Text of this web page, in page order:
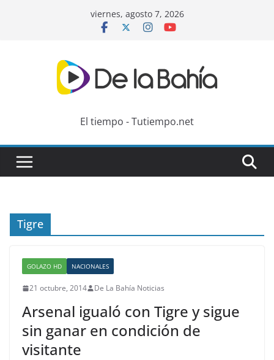
viernes, agosto 7, 2026
El tiempo - Tutiempo.net
Tigre
GOLAZO HD NACIONALES
21 octubre, 2014 De La Bahía Noticias
Arsenal igualó con Tigre y sigue
sin ganar en condición de
visitante